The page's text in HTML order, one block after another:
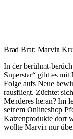
Brad Brat: Marvin
In der berühmt-
Superstar“ gibt es
Folge aufs Neue
rausfliegt. Züchtet
Menderes heran? Im
seinem Onlineshop
Katzenprodukte dort
wollte Marvin nur